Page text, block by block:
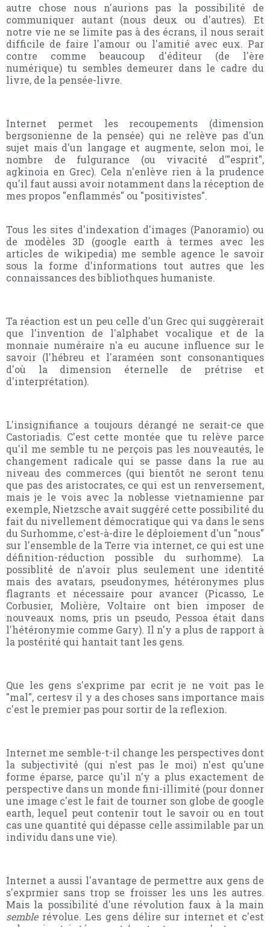
autre chose nous n'aurions pas la possibilité de
communiquer autant (nous deux ou d'autres). Et
notre vie ne se limite pas à des écrans, il nous serait
difficile de faire l'amour ou l'amitié avec eux. Par
contre comme beaucoup d'éditeur (de l'ère
numérique) tu sembles demeurer dans le cadre du
livre, de la pensée-livre.
Internet permet les recoupements (dimension
bergsonienne de la pensée) qui ne relève pas d'un
sujet mais d'un langage et augmente, selon moi, le
nombre de fulgurance (ou vivacité d'"esprit",
agkinoia en Grec). Cela n'enlève rien à la prudence
qu'il faut aussi avoir notamment dans la réception de
mes propos "enflammés" ou "positivistes".
Tous les sites d'indexation d'images (Panoramio) ou
de modèles 3D (google earth à termes avec les
articles de wikipedia) me semble agence le savoir
sous la forme d'informations tout autres que les
connaissances des bibliothques humaniste.
Ta réaction est un peu celle d'un Grec qui suggèrerait
que l'invention de l'alphabet vocalique et de la
monnaie numéraire n'a eu aucune influence sur le
savoir (l'hébreu et l'araméen sont consonantiques
d'où la dimension éternelle de prétrise et
d'interprétation).
L'insignifiance a toujours dérangé ne serait-ce que
Castoriadis. C'est cette montée que tu relève parce
qu'il me semble tu ne perçois pas les nouveautés, le
changement radicale qui se passe dans la rue au
niveau des commerces (qui bientôt ne seront tenu
que pas des aristocrates, ce qui est un renversement,
mais je le vois avec la noblesse vietnamienne par
exemple, Nietzsche avait suggéré cette possibilité du
fait du nivellement démocratique qui va dans le sens
du Surhomme, c'est-à-dire le déploiement d'un "nous"
sur l'ensemble de la Terre via internet, ce qui est une
définition-réduction possible du surhomme). La
possiblité de n'avoir plus seulement une identité
mais des avatars, pseudonymes, hétéronymes plus
flagrants et nécessaire pour avancer (Picasso, Le
Corbusier, Molière, Voltaire ont bien imposer de
nouveaux noms, pris un pseudo, Pessoa était dans
l'hétéronymie comme Gary). Il n'y a plus de rapport à
la postérité qui hantait tant les gens.
Que les gens s'exprime par ecrit je ne voit pas le
"mal", certesv il y a des choses sans importance mais
c'est le premier pas pour sortir de la reflexion.
Internet me semble-t-il change les perspectives dont
la subjectivité (qui n'est pas le moi) n'est qu'une
forme éparse, parce qu'il n'y a plus exactement de
perspective dans un monde fini-illimité (pour donner
une image c'est le fait de tourner son globe de google
earth, lequel peut contenir tout le savoir ou en tout
cas une quantité qui dépasse celle assimilable par un
individu dans une vie).
Internet a aussi l'avantage de permettre aux gens de
s'exprmier sans trop se froisser les uns les autres.
Mais la possibilité d'une révolution faux à la main
semblerévolue. Les gens délire sur internet et c'est